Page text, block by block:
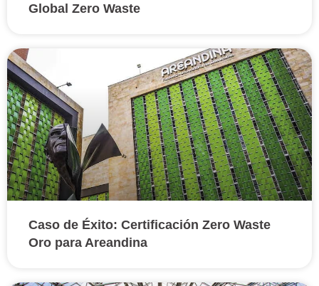
Global Zero Waste
Caso de Éxito: Certificación Zero Waste
Oro para Areandina